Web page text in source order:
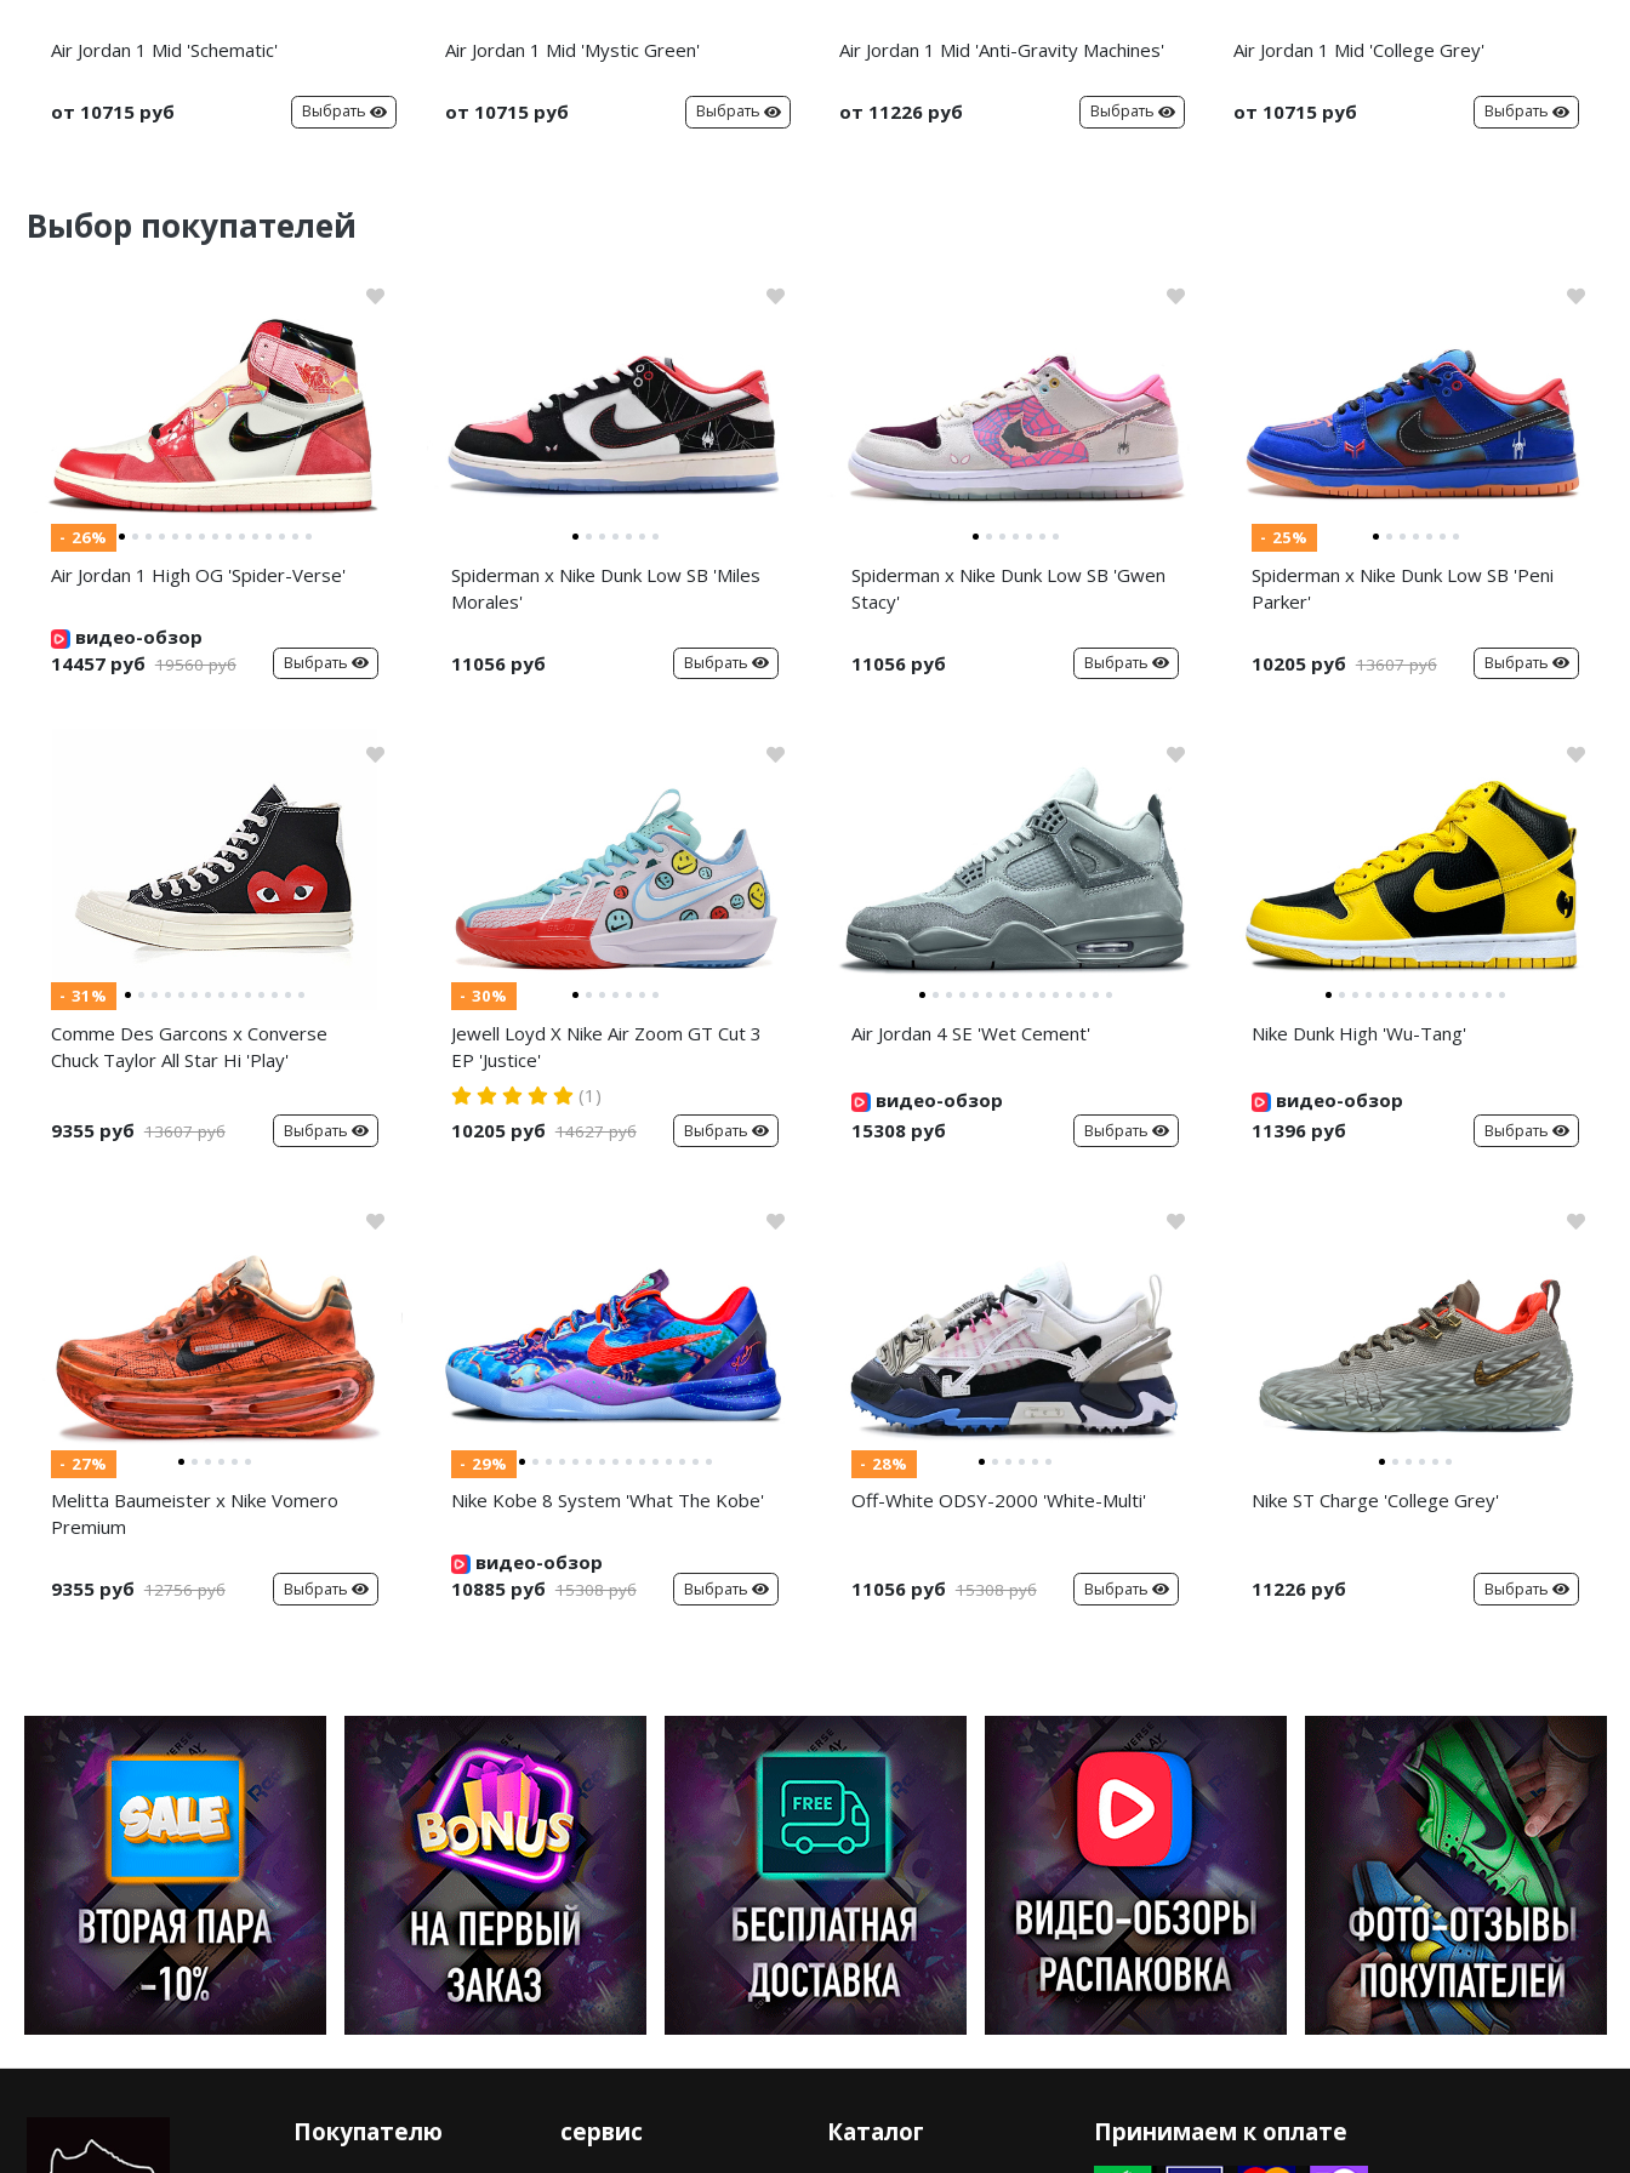
Air Jordan 1 Mid 'Schematic'
от 10715 руб Выбрать
Air Jordan 1 Mid 'Mystic Green'
от 10715 руб Выбрать
Air Jordan 1 Mid 'Anti-Gravity Machines'
от 11226 руб Выбрать
Air Jordan 1 Mid 'College Grey'
от 10715 руб Выбрать
Выбор покупателей
- 26%
Air Jordan 1 High OG 'Spider-Verse'
видео-обзор
14457 руб 19560 руб Выбрать
Spiderman x Nike Dunk Low SB 'Miles
Morales'
11056 руб Выбрать
Spiderman x Nike Dunk Low SB 'Gwen
Stacy'
11056 руб Выбрать
- 25%
Spiderman x Nike Dunk Low SB 'Peni
Parker'
10205 руб 13607 руб Выбрать
- 31%
Comme Des Garcons x Converse
Chuck Taylor All Star Hi 'Play'
9355 руб 13607 руб Выбрать
- 30%
Jewell Loyd X Nike Air Zoom GT Cut 3
EP 'Justice'
(1)
10205 руб 14627 руб Выбрать
Air Jordan 4 SE 'Wet Cement'
видео-обзор
15308 руб
Выбрать
Nike Dunk High 'Wu-Tang'
видео-обзор
11396 руб
Выбрать
- 27%
Melitta Baumeister x Nike Vomero
Premium
9355 руб 12756 руб Выбрать
- 29%
Nike Kobe 8 System 'What The Kobe'
видео-обзор
10885 руб 15308 руб Выбрать
- 28%
Off-White ODSY-2000 'White-Multi'
11056 руб 15308 руб Выбрать
Nike ST Charge 'College Grey'
11226 руб Выбрать
Покупателю сервис Каталог Принимаем к оплате